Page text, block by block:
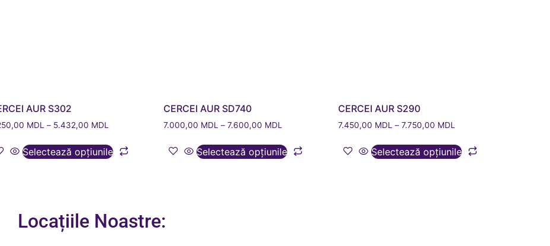
AUR S302
MDL – 5.432,00 MDL
Selectează opțiunile
CERCEI AUR SD740
7.000,00 MDL – 7.600,00 MDL
Selectează opțiunile
CERCEI AUR S290
7.450,00 MDL – 7.750,00 MDL
Selectează opțiunile
Locațiile Noastre: